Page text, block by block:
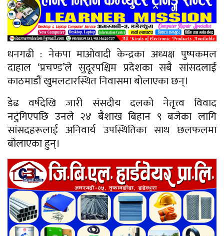
धनगढी : नेकपा माओवादी केन्द्रका अध्यक्ष पुष्पकमल
दाहाल ‘प्रचण्ड’ले सुदूरपश्चिम प्रदेशका सबै सांसदलाई
काठमाडौं खुमलटारस्थित निवासमा बोलाएका छन्।
डेढ वर्षदेखि जारी संसदीय दलको नेतृत्त्व विवाद
नटुंगिएपछि उनले २४ बैशाख बिहान ९ बजेका लागि
सांसदहरूलाई अनिवार्य उपस्थितिका साथ छलफलमा
बोलाएका हुन्।